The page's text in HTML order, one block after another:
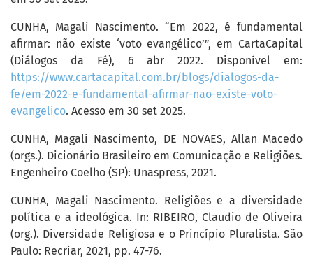
CUNHA, Magali Nascimento. “Em 2022, é fundamental
afirmar: não existe ‘voto evangélico’”, em CartaCapital
(Diálogos da Fé), 6 abr 2022. Disponível em:
https://www.cartacapital.com.br/blogs/dialogos-da-
fe/em-2022-e-fundamental-afirmar-nao-existe-voto-
evangelico. Acesso em 30 set 2025.
CUNHA, Magali Nascimento, DE NOVAES, Allan Macedo
(orgs.). Dicionário Brasileiro em Comunicação e Religiões.
Engenheiro Coelho (SP): Unaspress, 2021.
CUNHA, Magali Nascimento. Religiões e a diversidade
política e a ideológica. In: RIBEIRO, Claudio de Oliveira
(org.). Diversidade Religiosa e o Princípio Pluralista. São
Paulo: Recriar, 2021, pp. 47-76.